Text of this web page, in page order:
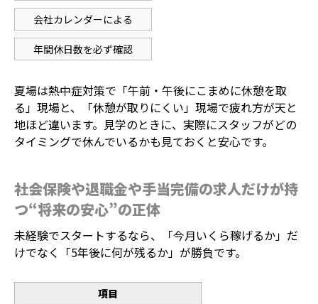
会社カレンダーによる
年間休日数を必ず確認
夏場は熱中症対策で「午前・午後にこまめに休憩を取
る」現場と、「休憩が取りにくい」現場で疲れ方が天と
地ほど違います。見学のときに、実際にスタッフがどの
タイミングで休んでいるかも見ておくと安心です。
社会保険や退職金や手当完備の求人だけが持
つ“将来の安心”の正体
未経験でスタートするなら、「今月いくら稼げるか」だ
けでなく「5年後に何が残るか」が勝負です。
項目